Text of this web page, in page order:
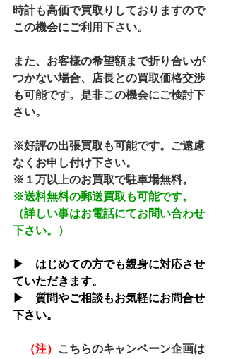
時計も高価で買取りしておりますので
この機会にご利用下さい。
また、お客様の希望額まで折り合いが
つかない場合、店長との買取価格交渉
も可能です。是非この機会にご検討下
さい。
※好評の出張買取も可能です。ご遠慮
なくお申し付け下さい。
※１万以上のお買取で駐車場無料。
※送料無料の郵送買取も可能です。
（詳しい事はお電話にてお問い合わせ
下さい。）
▶　はじめての方でも親身に対応させ
ていただきます。
▶　質問やご相談もお気軽にお問合せ
下さい。
（注）
こちらのキャンペーン企画は